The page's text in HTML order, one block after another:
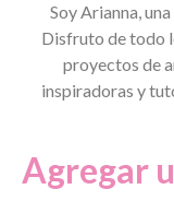
Soy Arianna,
Disfruto de todo
proyectos de
inspiradoras y
Agregar